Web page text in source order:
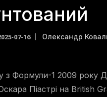
07-16 Олександр
з Формули-1 2009 року
Піастрі на British